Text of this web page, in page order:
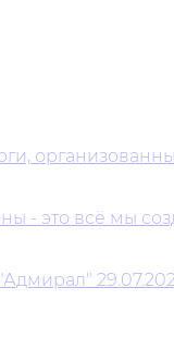
- это всё мы